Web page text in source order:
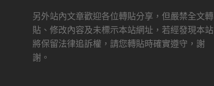
另外站內文章歡迎各位轉貼分享，但嚴禁全文轉
貼、修改內容及未標示本站網址，若經發現本站
將保留法律追訴權，請您轉貼時確實遵守，謝
謝。